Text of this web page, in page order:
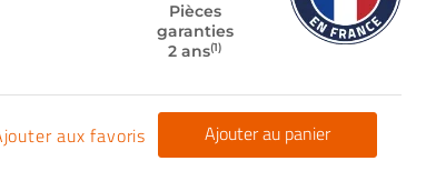
Pièces
garanties
2 ans(1)
aux favoris Ajouter au panier